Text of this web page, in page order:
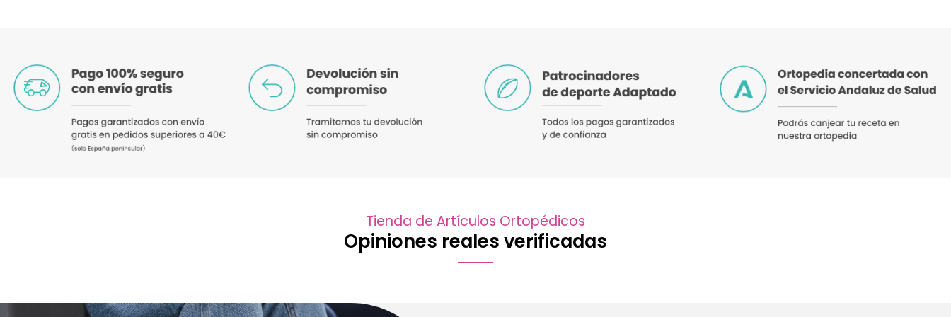
Tienda de Artículos Ortopédicos
Opiniones reales verificadas